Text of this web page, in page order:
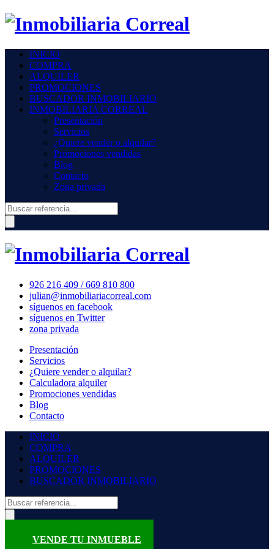
INICIO
COMPRA
ALQUILER
PROMOCIONES
BUSCADOR INMOBILIARIO
INMOBILIARIA CORREAL
Presentación
Servicios
¿Quiere vender o alquilar?
Promociones vendidas
Blog
Contacto
Zona privada
926 216 409 / 669 810 800
julian@inmobiliariacorreal.com
síguenos en facebook
síguenos en Twitter
zona privada
Presentación
Servicios
¿Quiere vender o alquilar?
Calculadora alquiler
Promociones vendidas
Blog
Contacto
INICIO
COMPRA
ALQUILER
PROMOCIONES
BUSCADOR INMOBILIARIO
VENDE TU INMUEBLE